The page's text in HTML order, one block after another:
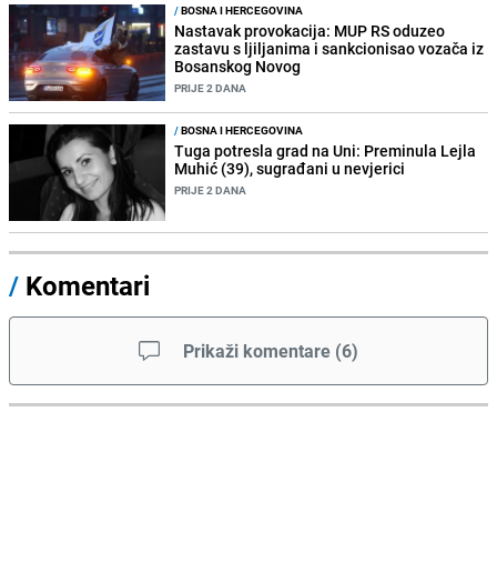
/BOSNA I HERCEGOVINA
Nastavak provokacija: MUP RS oduzeo
zastavu s ljiljanima i sankcionisao vozača iz
Bosanskog Novog
PRIJE 2 DANA
/BOSNA I HERCEGOVINA
Tuga potresla grad na Uni: Preminula Lejla
Muhić (39), sugrađani u nevjerici
PRIJE 2 DANA
/ Komentari
Prikaži komentare (6)